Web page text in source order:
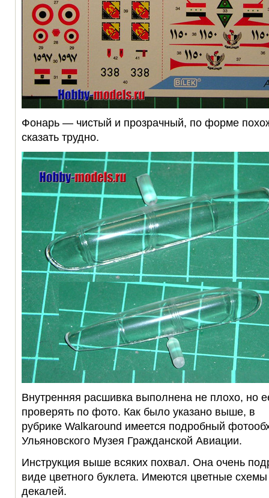
Фонарь — чистый и прозрачный, по форме
сказать трудно.
Внутренняя расшивка выполнена не плохо, но
проверять по фото. Как было указано выше, в
рубрике Walkaround имеется подробный
Ульяновского Музея Гражданской Авиации.
Инструкция выше всяких похвал. Она очень
виде цветного буклета. Имеются цветные
декалей.